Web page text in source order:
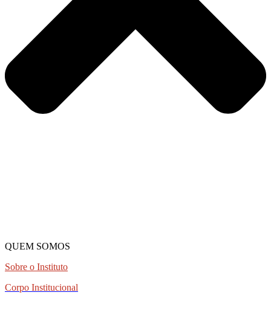
QUEM SOMOS
Sobre o Instituto
Corpo Institucional